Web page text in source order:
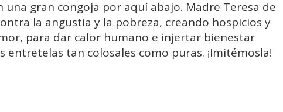
gran congoja por aquí abajo. Madre Teresa de
la angustia y la pobreza, creando hospicios y
para dar calor humano e injertar bienestar
entretelas tan colosales como puras. ¡Imitémosla!